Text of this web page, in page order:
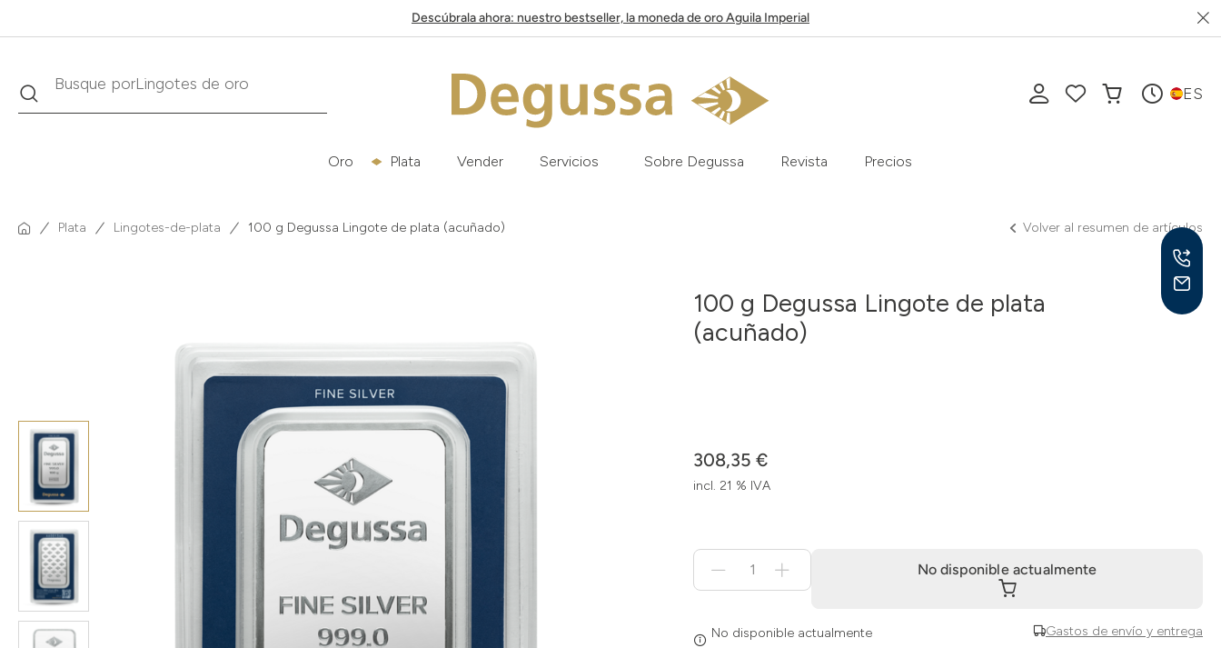
Descúbrala ahora: nuestro bestseller, la moneda de oro Aguila Imperial
BuscarBusque porKrugerrand ES
Oro Plata Vender Servicios Sobre Degussa Revista Precios
Plata Lingotes-de-plata 100 g Degussa Lingote de plata (acuñado) Volver al resumen de artículos
100 g Degussa Lingote de plata
(acuñado)
308,35 €
incl. 21 % IVA
Gastos de envío y entrega
für
No
actualmente
No disponible actualmente
No disponible actualmente